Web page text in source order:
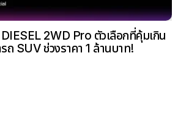
2WD Pro ตัวเลือกที่คุ้มเกิน
ถ SUV ช่วงราคา 1 ล้านบาท!